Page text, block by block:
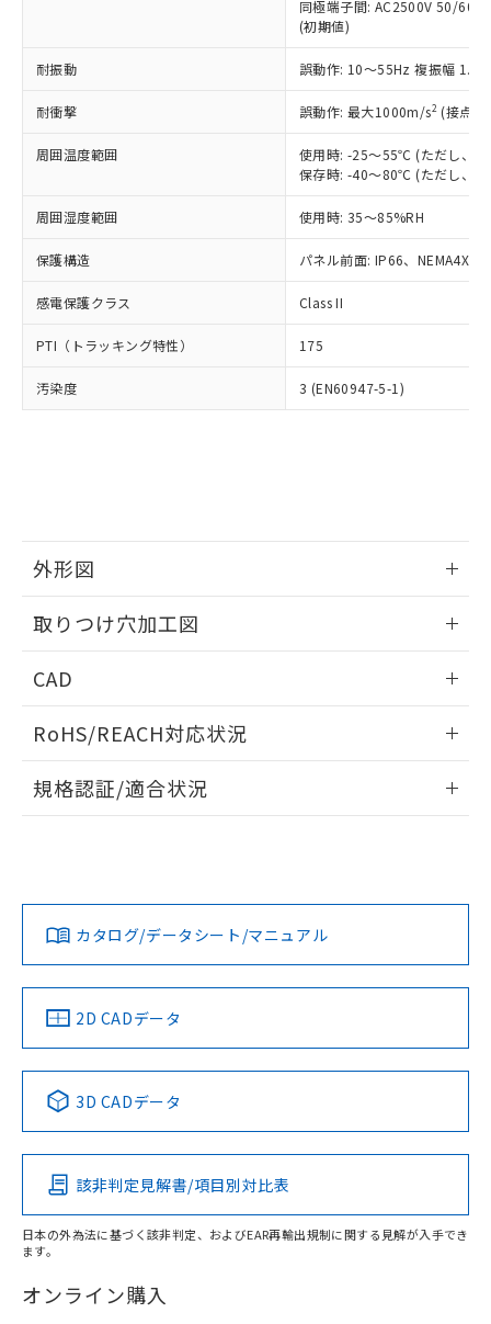
同極端子間: AC2500V 50/
(初期値)
耐振動 誤動作: 10～55Hz 複振幅
耐衝撃 誤動作: 最大1000m/s2 (接点
周囲温度範囲
使用時: -25～55℃ (ただし、氷
保存時: -40～80℃ (ただし、氷
周囲湿度範囲 使用時: 35～85%RH
保護構造 パネル前面: IP66、NEMA4X,
感電保護クラス Class II
PTI（トラッキング特性） 175
汚染度 3 (EN60947-5-1)
外形図
取りつけ穴加工図
CAD
ドすることができます。
ログイン/会員登録
ダウンロードデータをご利用いただく前に、以下を必ずお読
みください。
ソフトウェアの使用条件
RoHS/REACH対応状況
EU RoHS 注意事項・凡例
対応済み
中国 RoHS 注意事項・凡例
Pb Hg Cd Cr(VI)
O
在庫等で未対応品が混在する可能性があります。
規格認証/適合状況
LR型式承認
（イギリス
船舶規格）
DNV型式承認
（ノルウェー
BV型式承認
（フランス
KR型式
（韓国
No No No No
この製品の規格認証/適合状況ページへ
その他の認証はこちらのページからご検索ください
カタログ/データシート/マニュアル
2D CADデータ
3D CADデータ
該非判定見解書/項目別対比表
日本の外為法に基づく該非判定、およびEAR再輸出規制に関する見解が入手でき
ます。
オンライン購入
正式な納期状況および標準価格はお客
様のお取引先、またはお客様担当のオ
ムロン制御機器販売店・当社販売員に
オムロン制御機器販売店や当社販売拠
販売ネットワーク
」をご確認
在庫状況および標準価格結果を当社の
事前の承諾なく第三者に漏洩または開
マイパーツ機能（部品リスト作成サー
ビス）をご利用いただくには、I-Web
メンバーズにご登録されている必要が
あります。
お客様が当ウェブサイト上で当社にご
登録された部品リストについて、当社
および当社の共同利用者が、当社の製
用者の範囲」に記載されている法人を
(PBDE) 1000ppm以下、フタル酸ビス(2-エチルヘキシ
ル) (DEHP)(別名：DOP) 1000ppm以下、フタル酸ブチ
ルベンジル（BBP） 1000ppm以下、フタル酸ジブチル
（DBP） 1000ppm以下、フタル酸ジイソブチル
但し、RoHS指令で産業用監視および制御機器に対する
フタル酸エステル類の４物質については閾値を超える意
図的な使用がないことを確認しています。
※2 対応予定月
部品在庫の切り替え状況などにより、予定
月が前後することがあります。
※3 非含有証明書ダウンロード
※本証明書は発行日時点で非含有を証明す
るもので、過去に遡って非含有を証明する
ものではありません。
物質の対応では、対応完了までの期間は出
荷製品に未対応品が混在することから備考
していることから、特段のことがない限
り、2022年1月12日より割愛しておりま
す。
Cr(Ⅵ)(六価クロム) : 1000ppm、 PBBs(ポリ臭化ビフェ
ニル類) : 1000ppm、 PBDEs(ポリ臭化ジフェニルエーテ
イソブチル) : 1000ppm、 BBP(フタル酸ブチルベンジ
DEHP(フタル酸ビス(2-エチルヘキシル)) : 1000ppm
※2 環境保護使用期限
「ｅ」：有害物質（10物質）のすべてが基
準値以下であることを示します。
「10」：通常の使用状況下において有害物
質が外部に漏えいし、環境に深刻な影響を
及ぼさない年数を意味します。
「－」：未確認です。当社販売部門へお問
い合わせください。
当社は規制貨物を破棄する場合は、完
いよう必要な手段を講じます。
当社は貴社製品を、核兵器、ミサイ
ル、化学兵器、生物兵器またはその他
武器並びにこれらの製造装置等に一切
当社は、貴社製品を第三者に販売する
場合は、上記1、2および3の内容を当
該第三者に通知します。また当社は、
販売先および販売に係わる関係者が違
法に輸出するおそれがある場合は、取
り引きをいたしません。
一定数以上の在庫あり
一定数には満たないが在庫あり
在庫なし(最新の在庫状況につ
いては、お客様のお取引先、ま
たはお客様担当のオムロン制御
機器販売店・当社販売員にご確
白
受注生産機種、また在庫状況の
情報を公開していない機種